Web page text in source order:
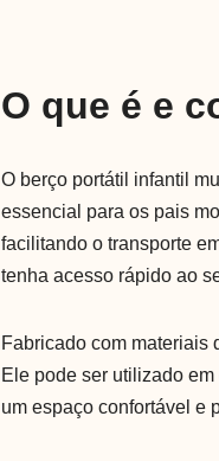
O que é e
O berço portátil infantil
essencial para os pais
facilitando o transporte
tenha acesso rápido ao
Fabricado com materiais
Ele pode ser utilizado
um espaço confortável e